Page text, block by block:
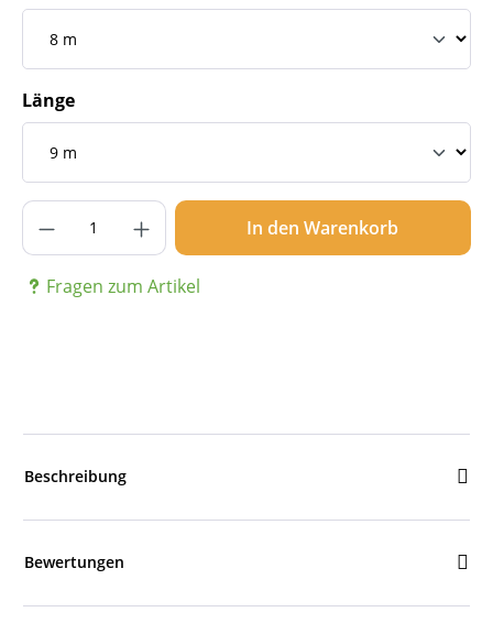
Länge
Produkt Anzahl: Gib den gewünschten
In den Warenkorb
Fragen zum Artikel
Beschreibung
Bewertungen